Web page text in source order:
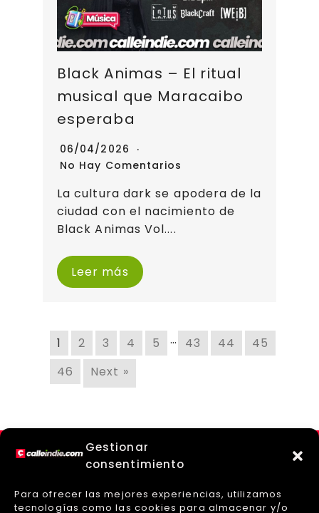
Gestionar
consentimiento
Para ofrecer las mejores experiencias, utilizamos
tecnologías como las cookies para almacenar y/o
Black Animas – El ritual
musical que Maracaibo
esperaba
06/04/2026
No Hay Comentarios
La cultura dark se apodera de la
ciudad con el nacimiento de
Black Animas Vol....
Leer más
1 2 3 4 5 … 43 44
45
46
Next »